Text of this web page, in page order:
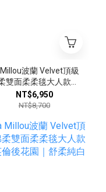
Millou波蘭 Velvet頂級
雙面柔柔毯大人款｜
莓小刺蝟｜舒柔純白
NT$6,950
NT$8,700